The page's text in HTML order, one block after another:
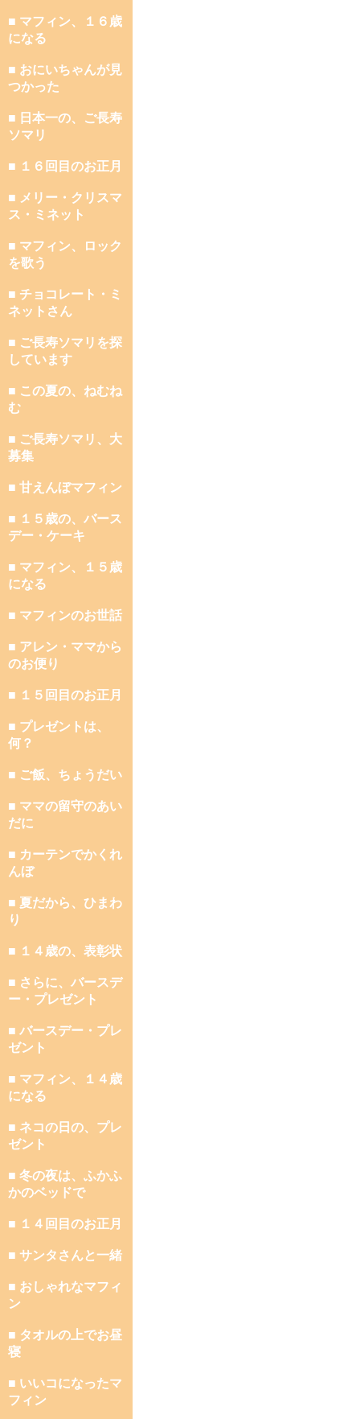
■ マフィン、１６歳
になる
■ おにいちゃんが見
つかった
■ 日本一の、ご長寿
ソマリ
■ １６回目のお正月
■ メリー・クリスマ
ス・ミネット
■ マフィン、ロック
を歌う
■ チョコレート・ミ
ネットさん
■ ご長寿ソマリを探
しています
■ この夏の、ねむね
む
■ ご長寿ソマリ、大
募集
■ 甘えんぼマフィン
■ １５歳の、バース
デー・ケーキ
■ マフィン、１５歳
になる
■ マフィンのお世話
■ アレン・ママから
のお便り
■ １５回目のお正月
■ プレゼントは、
何？
■ ご飯、ちょうだい
■ ママの留守のあい
だに
■ カーテンでかくれ
んぼ
■ 夏だから、ひまわ
り
■ １４歳の、表彰状
■ さらに、バースデ
ー・プレゼント
■ バースデー・プレ
ゼント
■ マフィン、１４歳
になる
■ ネコの日の、プレ
ゼント
■ 冬の夜は、ふかふ
かのベッドで
■ １４回目のお正月
■ サンタさんと一緒
■ おしゃれなマフィ
ン
■ タオルの上でお昼
寝
■ いいコになったマ
フィン